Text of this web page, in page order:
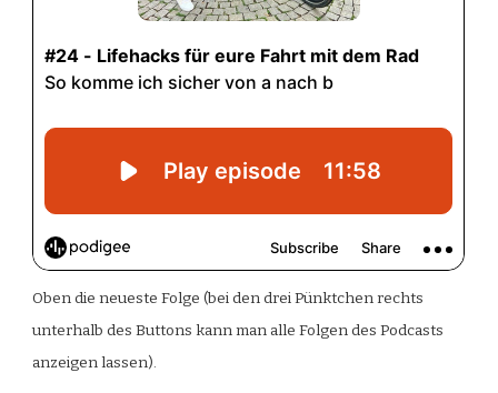
Oben die neueste Folge (bei den drei Pünktchen rechts
unterhalb des Buttons kann man alle Folgen des Podcasts
anzeigen lassen).